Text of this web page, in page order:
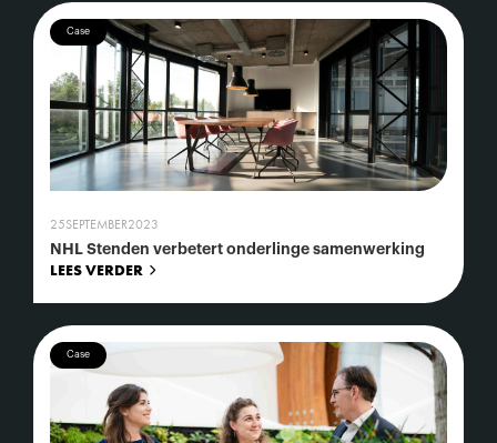
Case
25SEPTEMBER2023
NHL Stenden verbetert onderlinge samenwerking
LEES VERDER
Case